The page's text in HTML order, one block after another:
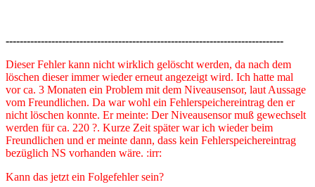
-------------------------------------------------------------------------------
Dieser Fehler kann nicht wirklich gelöscht werden, da nach dem
löschen dieser immer wieder erneut angezeigt wird. Ich hatte mal
vor ca. 3 Monaten ein Problem mit dem Niveausensor, laut Aussage
vom Freundlichen. Da war wohl ein Fehlerspeichereintrag den er
nicht löschen konnte. Er meinte: Der Niveausensor muß gewechselt
werden für ca. 220 ?. Kurze Zeit später war ich wieder beim
Freundlichen und er meinte dann, dass kein Fehlerspeichereintrag
bezüglich NS vorhanden wäre. :irr:
Kann das jetzt ein Folgefehler sein?